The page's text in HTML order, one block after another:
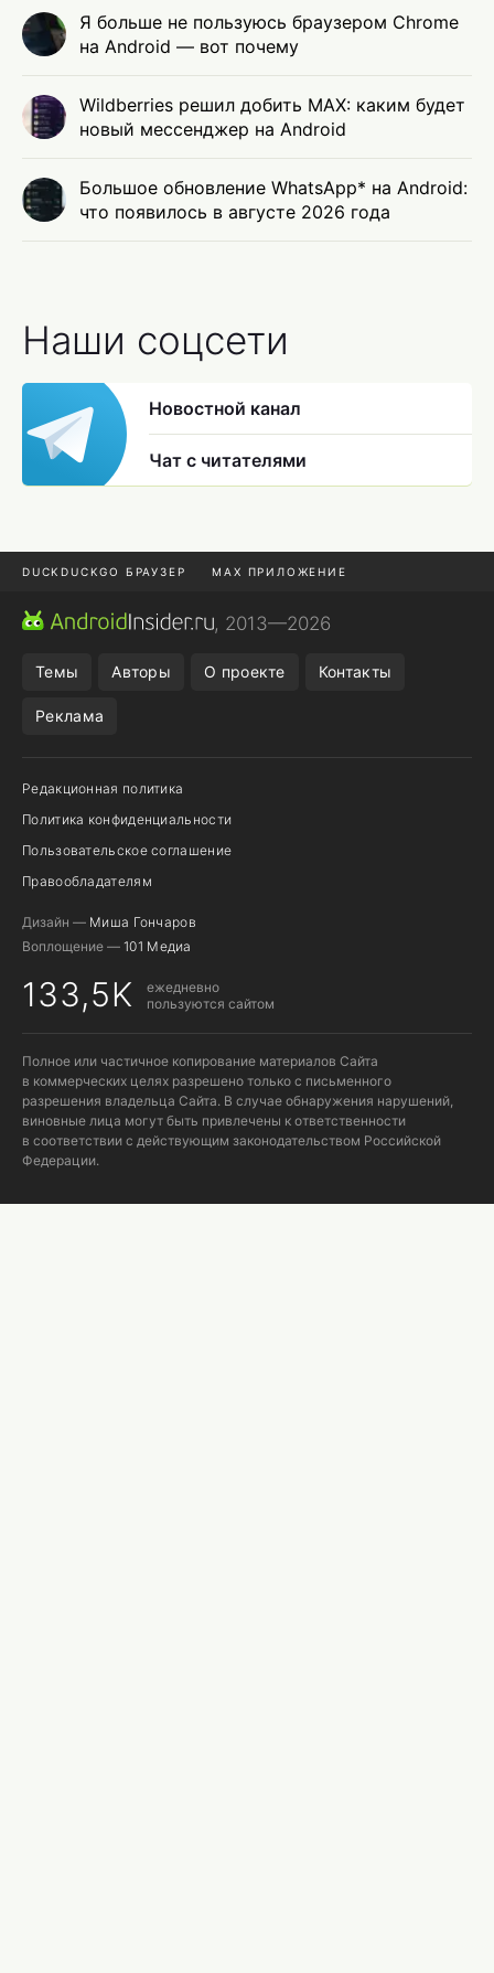
Я больше не пользуюсь браузером Chrome
на Android — вот почему
Wildberries решил добить MAX: каким будет
новый мессенджер на Android
Большое обновление WhatsApp* на Android:
что появилось в августе 2026 года
Наши соцсети
Новостной канал
Чат с читателями
DUCKDUCKGO БРАУЗЕР MAX ПРИЛОЖЕНИЕ
ПРИЛОЖЕНИЯ ANDROID
, 2013—2026
Темы Авторы О проекте Контакты
Реклама
Редакционная политика
Политика конфиденциальности
Пользовательское соглашение
Правообладателям
Дизайн — Миша Гончаров
Воплощение — 101 Медиа
133,5K
ежедневно
пользуются сайтом
Полное или частичное копирование материалов Сайта
в коммерческих целях разрешено только с письменного
разрешения владельца Сайта. В случае обнаружения нарушений,
виновные лица могут быть привлечены к ответственности
в соответствии с действующим законодательством Российской
Федерации.